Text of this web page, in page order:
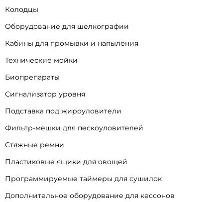
Колодцы
Оборудование для шелкографии
Кабины для промывки и напыления
Технические мойки
Биопрепараты
Сигнализатор уровня
Подставка под жироуловители
Фильтр-мешки для пескоуловителей
Стяжные ремни
Пластиковые ящики для овощей
Программируемые таймеры для сушилок
Дополнительное оборудование для кессонов